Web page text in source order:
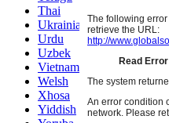
Thai
Ukrainian
Urdu
Uzbek
Vietnamese
Welsh
Xhosa
Yiddish